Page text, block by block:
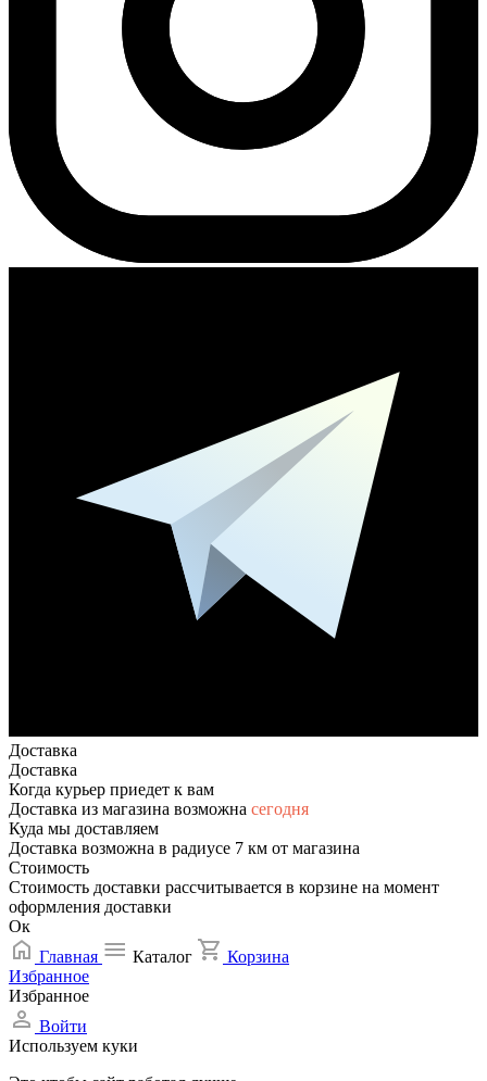
Доставка
Доставка
Когда курьер приедет к вам
Доставка из магазина возможна сегодня
Куда мы доставляем
Доставка возможна в радиусе 7 км от магазина
Стоимость
Стоимость доставки рассчитывается в корзине на момент
оформления доставки
Ок
Главная
Каталог
Корзина
Избранное
Избранное
Войти
Используем куки